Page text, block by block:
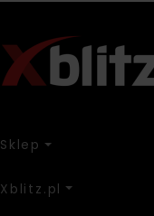
Sklep
Xblitz.pl